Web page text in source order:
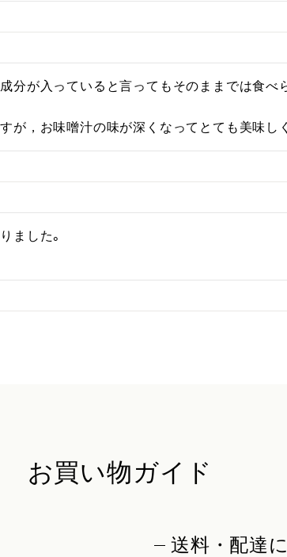
分が入っていると言ってもそのままでは食
が，お味噌汁の味が深くなってとても美味し
ました。
お買い物ガイド
送料・配達